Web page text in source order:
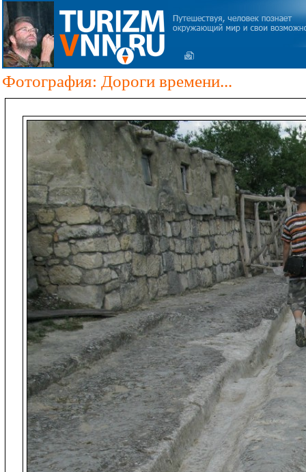
Фотография: Дороги времени...